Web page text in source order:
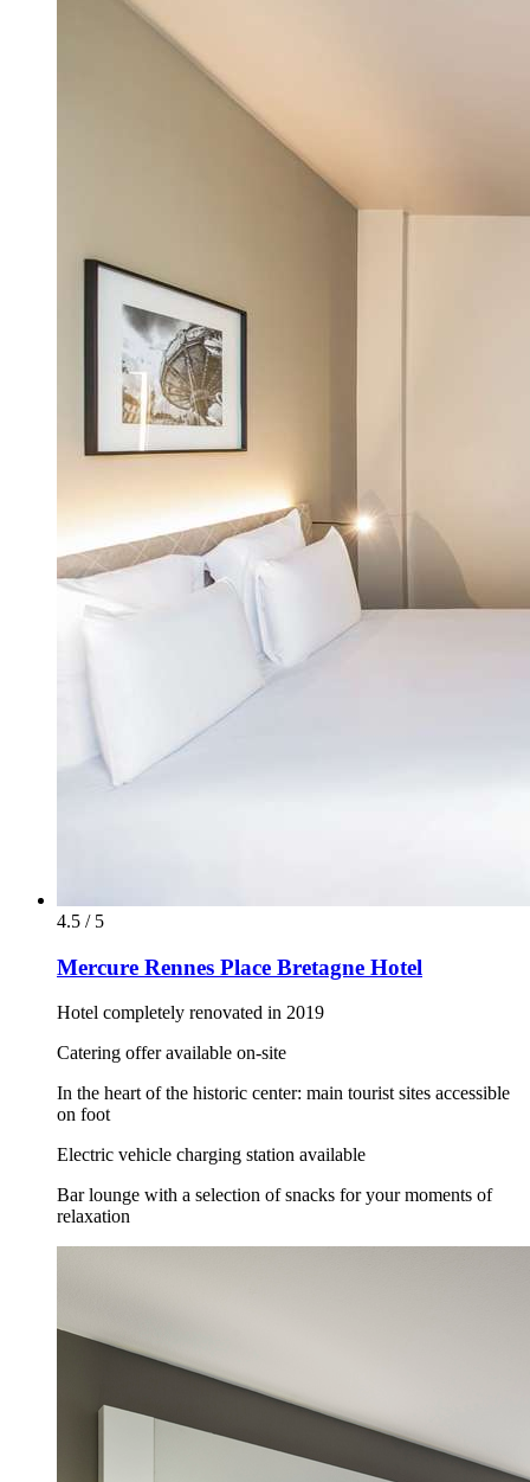
4.5 / 5
Mercure Rennes Place Bretagne Hotel
Hotel completely renovated in 2019
Catering offer available on-site
In the heart of the historic center: main tourist sites accessible
on foot
Electric vehicle charging station available
Bar lounge with a selection of snacks for your moments of
relaxation